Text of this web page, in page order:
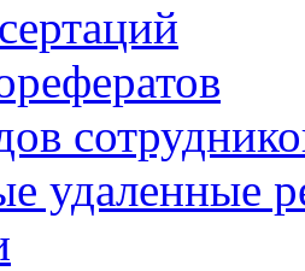
удаленные